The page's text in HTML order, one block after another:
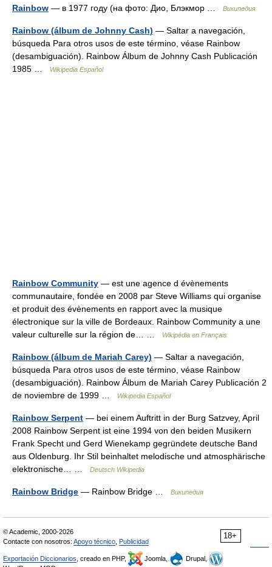
Rainbow — в 1977 году (на фото: Дио, Блэкмор … Википедия
Rainbow (álbum de Johnny Cash) — Saltar a navegación,
búsqueda Para otros usos de este término, véase Rainbow
(desambiguación). Rainbow Álbum de Johnny Cash Publicación
1985 …
Wikipedia Español
Rainbow Community — est une agence d évènements
communautaire, fondée en 2008 par Steve Williams qui organise
et produit des évènements en rapport avec la musique
électronique sur la ville de Bordeaux. Rainbow Community a une
valeur culturelle sur la région de… …
Wikipédia en Français
Rainbow (álbum de Mariah Carey) — Saltar a navegación,
búsqueda Para otros usos de este término, véase Rainbow
(desambiguación). Rainbow Álbum de Mariah Carey Publicación 2
de noviembre de 1999 …
Wikipedia Español
Rainbow Serpent — bei einem Auftritt in der Burg Satzvey, April
2008 Rainbow Serpent ist eine 1994 von den beiden Musikern
Frank Specht und Gerd Wienekamp gegründete deutsche Band
aus Oldenburg. Ihr Stil beinhaltet melodische und atmosphärische
elektronische… …
Deutsch Wikipedia
Rainbow Bridge — Rainbow Bridge … Википедия
18+
© Academic, 2000-2026
Contacte con nosotros: Apoyo técnico Publicidad
Exportación Diccionarios , creado en PHP, Joomla,
Drupal,